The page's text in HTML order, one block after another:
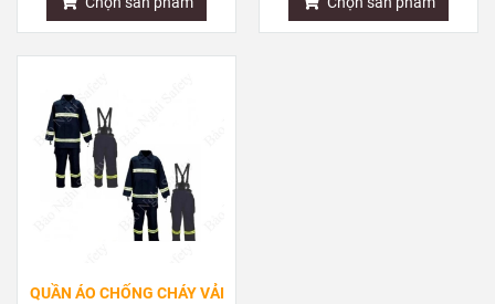
QUẦN ÁO CHỐNG CHÁY VẢI